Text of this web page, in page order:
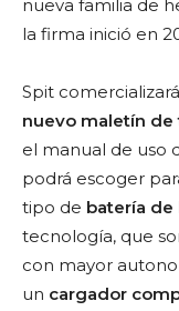
nueva familia de
la firma inició en
Spit
nuevo maletín
el manual de uso
podrá escoger
tipo de batería de
tecnología, que
con mayor
un cargador